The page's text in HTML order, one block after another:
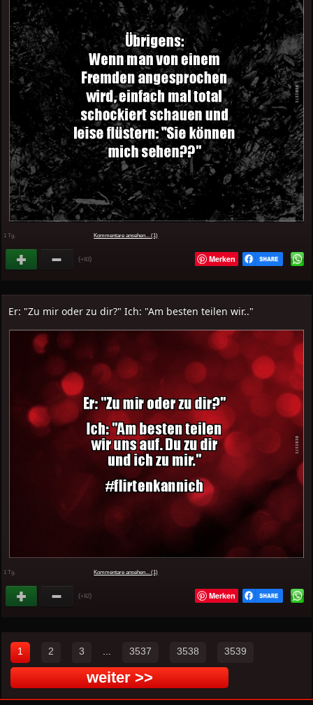
1 Tg. Kommentare ansehen... (1)
(+83) Merken
Er: "Zu mir oder zu dir?" Ich: "Am besten teilen wir.."
1 Tg. Kommentare ansehen... (1)
(+82) Merken
1 2 3 3537 3538 3539
weiter >>